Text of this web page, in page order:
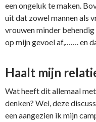
een ongeluk te maken.
uit dat zowel mannen als
vrouwen minder
op mijn gevoel af,……. en
Haalt mijn
Wat heeft dit allemaal
denken? Wel, deze
een aangezien ik mijn